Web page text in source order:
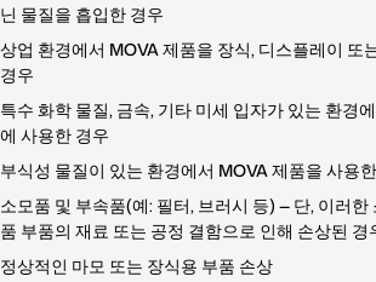
닌 물질을 흡입한 경우
상업 환경에서 MOVA 제품을 장식, 디스플레이 또
경우
특수 화학 물질, 금속, 기타 미세 입자가 있는 환경
에 사용한 경우
부식성 물질이 있는 환경에서 MOVA 제품을 사용
소모품 및 부속품(예: 필터, 브러시 등) — 단, 이러
품 부품의 재료 또는 공정 결함으로 인해 손상된 경
정상적인 마모 또는 장식용 부품 손상